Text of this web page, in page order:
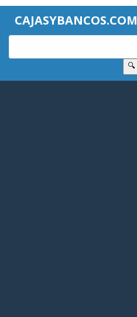
CAJASYBANCOS.COM
🔍